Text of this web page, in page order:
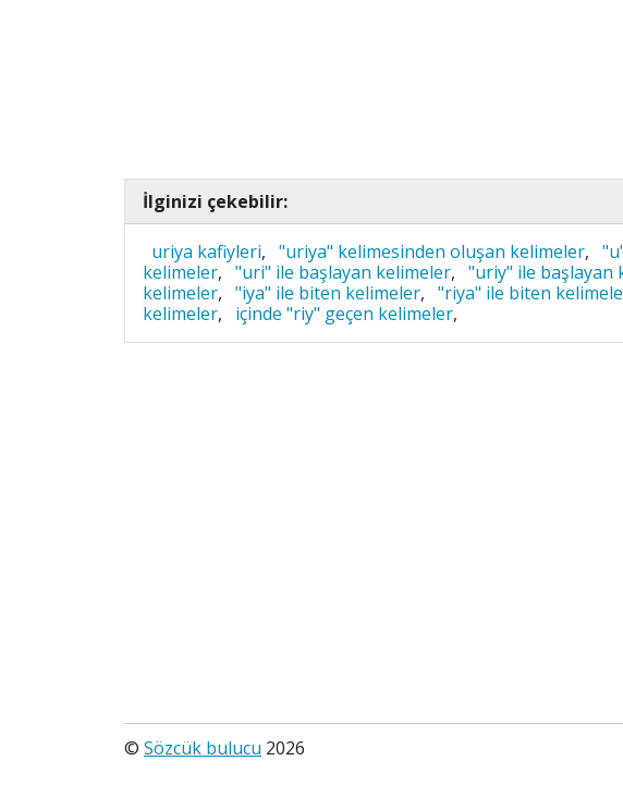
İlginizi çekebilir:
uriya kafiyleri, "uriya" kelimesinden oluşan kelimeler,
kelimeler, "uri" ile başlayan kelimeler, "uriy" ile başlayan
kelimeler, "iya" ile biten kelimeler, "riya" ile biten
kelimeler, içinde "riy" geçen kelimeler,
© Sözcük bulucu 2026